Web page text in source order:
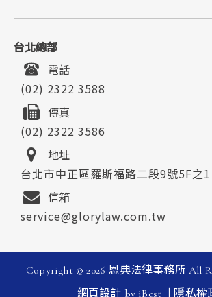
台北總部 ｜
地址
台北市中正區羅斯福路二段9號5F之1
電話
(02) 2322 3588
傳真
(02) 2322 3586
信箱
service@glorylaw.com.tw
Copyright © 2026 恩典法律事務所 All
網頁設計 by iBest | 隱私權